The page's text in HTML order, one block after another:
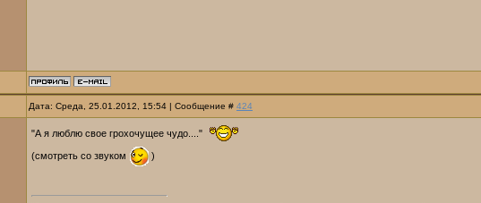
Дата: Среда, 25.01.2012, 15:54 | Сообщение # 424
"А я люблю свое грохочущее чудо...."
(смотреть со звуком )